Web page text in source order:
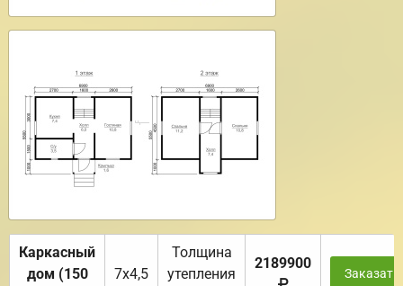
Каркасный
дом (150
7х4,5
Толщина
утепления
2189900
Заказать